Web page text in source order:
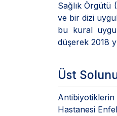
Sağlık Örgütü
ve bir dizi
bu kural
düşerek 2018
Üst
Hastanesi